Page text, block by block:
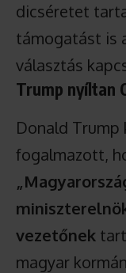
dicséretet
támogatást is
választás
Trump nyíltan
Donald Trump
fogalmazott,
vezetőnek
magyar